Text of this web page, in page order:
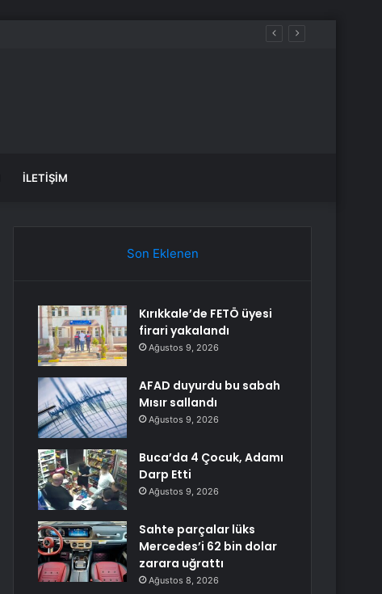
İLETIŞIM
Son Eklenen
Kırıkkale’de FETÖ üyesi
firari yakalandı
Ağustos 9, 2026
AFAD duyurdu bu sabah
Mısır sallandı
Ağustos 9, 2026
Buca’da 4 Çocuk, Adamı
Darp Etti
Ağustos 9, 2026
Sahte parçalar lüks
Mercedes’i 62 bin dolar
zarara uğrattı
Ağustos 8, 2026